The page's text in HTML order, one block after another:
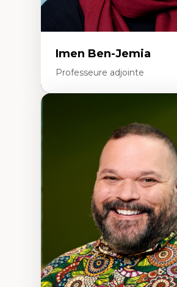
Imen Ben-Jemia
Professeure adjointe
Discours sur la ville et
Mosquées, formes et usages au
Reconnaissance et
communautés immigrantes
Design architectural et urbain
Patrimoine et
Études postcoloniales et
savoirs